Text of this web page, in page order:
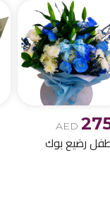
AED
رضيع بوك